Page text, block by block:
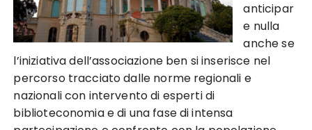
anticipar
e nulla
anche se
l’iniziativa dell’associazione ben si inserisce nel
percorso tracciato dalle norme regionali e
nazionali con intervento di esperti di
biblioteconomia e di una fase di intensa